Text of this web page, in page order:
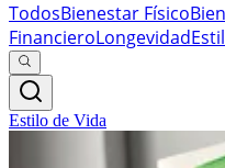
TodosBienestar Físico
FinancieroLongevidad
Estilo de Vida